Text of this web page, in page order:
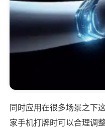
同时应用在很多场景之下
家手机打牌时可以合理调